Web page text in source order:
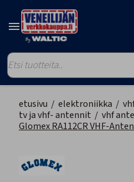
etusivu / elektroniikka /
tv ja vhf- antennit / vhf
Glomex RA112CR VHF-